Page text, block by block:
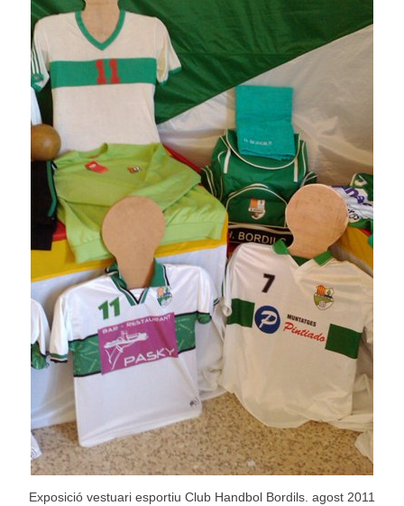
Exposició vestuari esportiu Club Handbol Bordils. agost 2011